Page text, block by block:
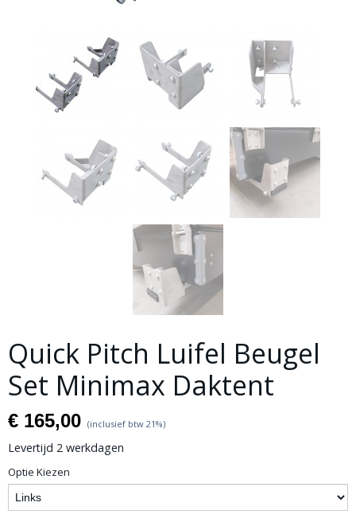
Quick Pitch Luifel Beugel
Set Minimax Daktent
€ 165,00 (inclusief btw 21%)
Levertijd 2 werkdagen
Optie Kiezen